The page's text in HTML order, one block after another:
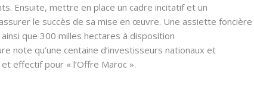
Ensuite, mettre en place un cadre incitatif et un
le succès de sa mise en œuvre. Une assiette foncière
que 300 milles hectares à disposition
note qu’une centaine d’investisseurs nationaux et
effectif pour « l’Offre Maroc ».